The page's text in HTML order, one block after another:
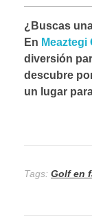
¿Buscas
En Meaztegi
diversión
descubre
un lugar
Tags: Golf en